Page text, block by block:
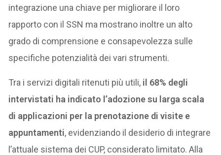
integrazione una chiave per migliorare il loro
rapporto con il SSN ma mostrano inoltre un alto
grado di comprensione e consapevolezza sulle
specifiche potenzialità dei vari strumenti.
Tra i servizi digitali ritenuti più utili, il 68% degli
intervistati ha indicato l’adozione su larga scala
di applicazioni per la prenotazione di visite e
appuntamenti, evidenziando il desiderio di integrare
l’attuale sistema dei CUP, considerato limitato. Alla